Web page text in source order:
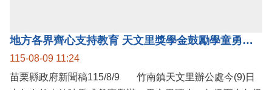
地方各界齊心支持教育 天文里獎學金鼓勵學童勇敢追夢
115-08-09 11:24
苗栗縣政府新聞稿115/8/9 竹南鎮天文里辦公處今(9)日